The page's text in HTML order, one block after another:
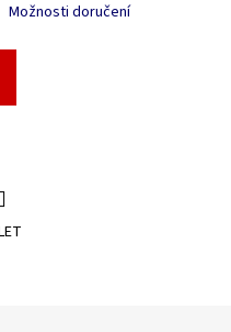
Možnosti doručení